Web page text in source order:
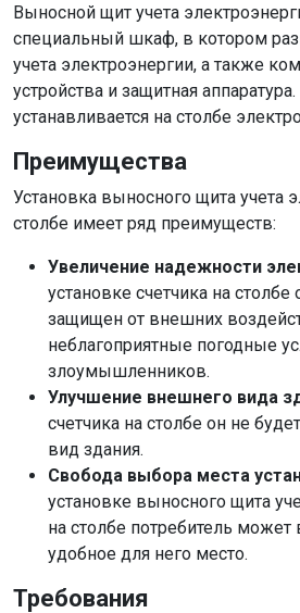
Выносной щит учета
специальный шкаф, в котором
учета электроэнергии, а также
устройства и защитная
устанавливается на столбе
Преимущества
Установка выносного щита учета
столбе имеет ряд преимуществ:
Увеличение надежности
установке счетчика на
защищен от внешних
неблагоприятные погодные
злоумышленников.
Улучшение внешнего вида
счетчика на столбе он не
вид здания.
Свобода выбора места
установке выносного щита
на столбе потребитель
удобное для него место.
Требования